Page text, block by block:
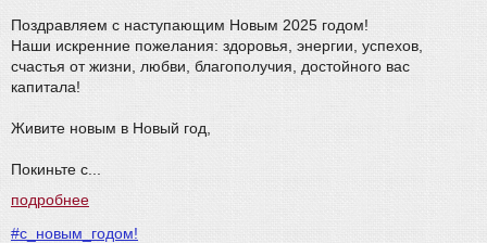
Поздравляем с наступающим Новым 2025 годом!
Наши искренние пожелания: здоровья, энергии, успехов,
счастья от жизни, любви, благополучия, достойного вас
капитала!
Живите новым в Новый год,
Покиньте с...
подробнее
#с_новым_годом!